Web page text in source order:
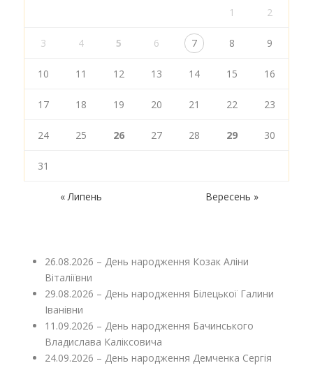
1 2
3 4 5 6 7 8 9
10 11 12 13 14 15 16
17 18 19 20 21 22 23
24 25 26 27 28 29 30
31
« Липень Вересень »
26.08.2026 – День народження Козак Аліни
Віталіївни
29.08.2026 – День народження Білецької Галини
Іванівни
11.09.2026 – День народження Бачинського
Владислава Каліксовича
24.09.2026 – День народження Демченка Сергія